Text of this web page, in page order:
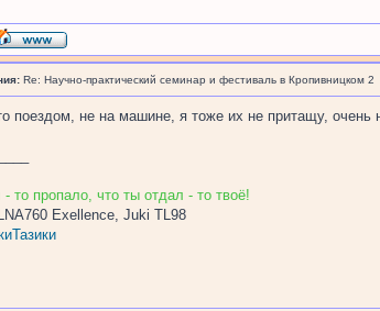
Re: Научно-практический семинар и фестиваль в Кропивницком 2
поездом, не на машине, я тоже их не притащу,
то пропало, что ты отдал - то твоё!
Exellence, Juki TL98
Тазики